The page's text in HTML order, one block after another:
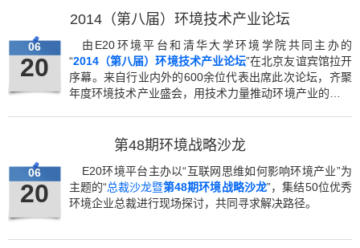
2014（第八届）环境技术产业论坛
06
20
由E20环境平台和清华大学环境学院共同主办的
“2014（第八届）环境技术产业论坛”在北京友谊宾馆拉开
序幕。来自行业内外的600余位代表出席此次论坛，齐聚
年度环境技术产业盛会，用技术力量推动环境产业的转型
第48期环境战略沙龙
06
20
E20环境平台主办以“互联网思维如何影响环境产业”为
主题的“总裁沙龙暨第48期环境战略沙龙”，集结50位优秀
环境企业总裁进行现场探讨，共同寻求解决路径。